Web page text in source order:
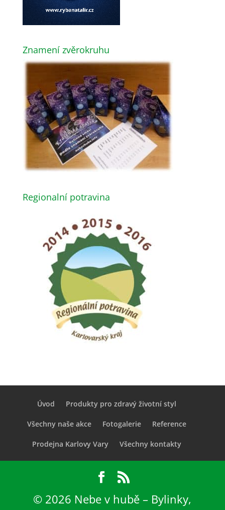
Znamení zvěrokruhu
Regionalní potravina
Úvod Produkty pro zdravý životní styl
Všechny naše akce Fotogalerie Reference
Prodejna Karlovy Vary Všechny kontakty
© 2026 Nebe v hubě – Bylinky,